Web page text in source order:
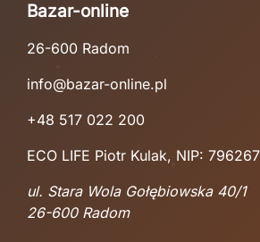
Bazar-online
26-600 Radom
info@bazar-online.pl
+48 517 022 200
ECO LIFE Piotr Kulak, NIP:
ul. Stara Wola Gołębiowska 40/1
26-600 Radom